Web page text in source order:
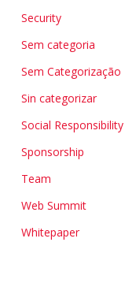
Security
Sem categoria
Sem Categorização
Sin categorizar
Social Responsibility
Sponsorship
Team
Web Summit
Whitepaper